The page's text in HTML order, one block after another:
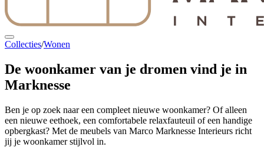
Collecties/Wonen
De woonkamer van je dromen vind je in
Marknesse
Ben je op zoek naar een compleet nieuwe woonkamer? Of alleen
een nieuwe eethoek, een comfortabele relaxfauteuil of een handige
opbergkast? Met de meubels van Marco Marknesse Interieurs richt
jij je woonkamer stijlvol in.